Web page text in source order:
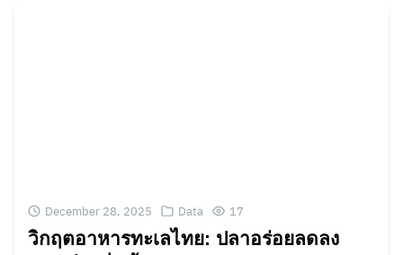
December 28, 2025 Data 17
วิกฤตอาหารทะเลไทย: ปลาอร่อยลดลง